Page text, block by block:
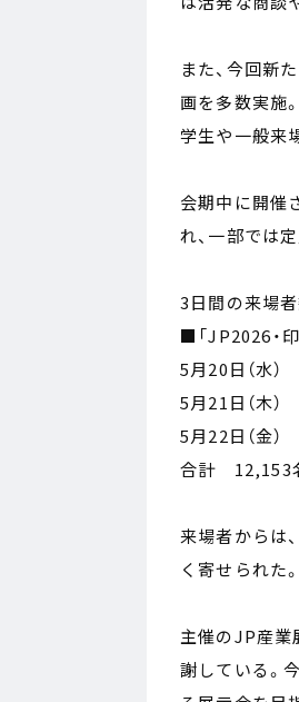
また、今回新
画を多数実施
学生や一般来
会期中に開催
れ、一部では
3日間の来場
■「JP2026・
5月20日（水
5月21日（木
5月22日（金
合計 12,153
来場者からは
く寄せられた。
主催のJP産業
謝している。